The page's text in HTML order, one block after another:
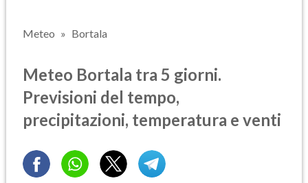
Meteo Bortala
Meteo Bortala tra 5 giorni.
Previsioni del tempo,
precipitazioni, temperatura e venti